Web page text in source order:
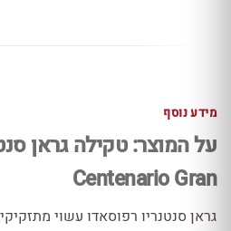
מידע נוסף
על המוצר: טקילה גראן
Centenario Gran
גראן סנטנריו רפוסאדו עשוי